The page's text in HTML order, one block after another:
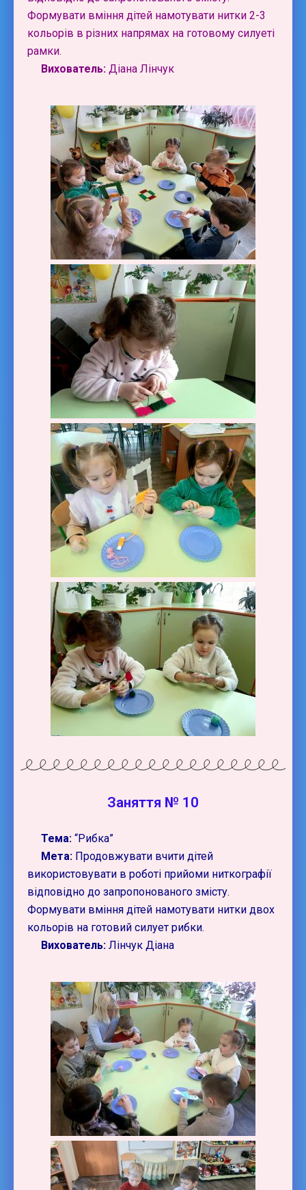
Формувати вміння дітей намотувати нитки 2-3
кольорів в різних напрямах на готовому силуеті
рамки.
Вихователь: Діана Лінчук
Заняття № 10
Тема: “Рибка”
Мета: Продовжувати вчити дітей
використовувати в роботі прийоми ниткографії
відповідно до запропонованого змісту.
Формувати вміння дітей намотувати нитки двох
кольорів на готовий силует рибки.
Вихователь: Лінчук Діана